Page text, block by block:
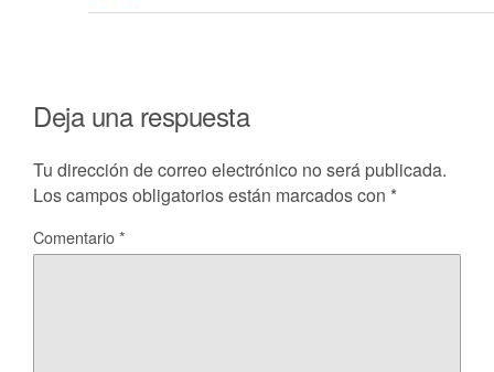
Deja una respuesta
Tu dirección de correo electrónico no será publicada.
Los campos obligatorios están marcados con *
Comentario*